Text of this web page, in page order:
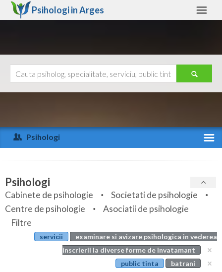
Psihologi inArges
Arad
Arges
Bihor
Bistrita-Nasaud
Botosani
Ajutor
Psihologi
Specialitati
Servicii
Articole
Evenimente
Psihologi
Cabinete de psihologie
Societati de psihologie
Centre de psihologie
Asociatii de psihologie
Filtre
servicii
examinare si avizare psihologica in vederea
inscrierii la diverse forme de invatamant
public tinta
batrani